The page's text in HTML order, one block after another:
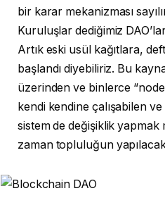
bir karar mekanizması
Kuruluşlar dediğimiz
Artık eski usül kağıtlara,
başlandı diyebiliriz. Bu
üzerinden ve binlerce
kendi kendine çalışabilen
sistem de değişiklik yapmak
zaman topluluğun